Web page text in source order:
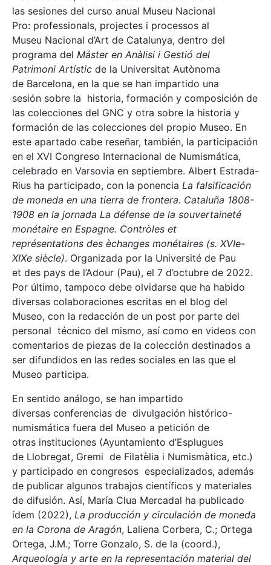
las sesiones del curso anual Museu Nacional
Pro: professionals, projectes i processos al
Museu Nacional d’Art de Catalunya, dentro del
programa del Máster en Anàlisi i Gestió del
Patrimoni Artístic de la Universitat Autònoma
de Barcelona, en la que se han impartido una
sesión sobre la historia, formación y composición de
las colecciones del GNC y otra sobre la historia y
formación de las colecciones del propio Museo. En
este apartado cabe reseñar, también, la participación
en el XVI Congreso Internacional de Numismática,
celebrado en Varsovia en septiembre. Albert Estrada-
Rius ha participado, con la ponencia La falsificación
de moneda en una tierra de frontera. Cataluña 1808-
1908 en la jornada La défense de la souvertaineté
monétaire en Espagne. Contròles et
représentations des èchanges monétaires (s. XVIe-
XIXe siècle). Organizada por la Université de Pau
et des pays de l’Adour (Pau), el 7 d’octubre de 2022.
Por último, tampoco debe olvidarse que ha habido
diversas colaboraciones escritas en el blog del
Museo, con la redacción de un post por parte del
personal técnico del mismo, así como en videos con
comentarios de piezas de la colección destinados a
ser difundidos en las redes sociales en las que el
Museo participa.
En sentido análogo, se han impartido
diversas conferencias de divulgación histórico-
numismática fuera del Museo a petición de
otras instituciones (Ayuntamiento d’Esplugues
de Llobregat, Gremi de Filatèlia i Numismàtica, etc.)
y participado en congresos especializados, además
de publicar algunos trabajos científicos y materiales
de difusión. Así, María Clua Mercadal ha publicado
ídem (2022), La producción y circulación de moneda
en la Corona de Aragón, Laliena Corbera, C.; Ortega
Ortega, J.M.; Torre Gonzalo, S. de la (coord.),
Arqueología y arte en la representación material del